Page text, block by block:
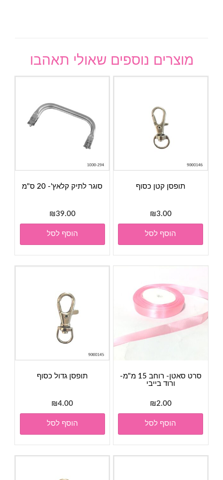
מוצרים נוספים שאולי תאהבו
תופסן קטן כסוף
₪3.00
הוסף לסל
סוגר לתיק קלאץ'- 20 ס"מ
₪39.00
הוסף לסל
סרט סאטן- רוחב 15 מ"מ-
ורוד בייבי
₪2.00
הוסף לסל
תופסן גדול כסוף
₪4.00
הוסף לסל